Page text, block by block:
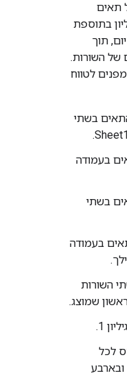
תאים
בתוספת
תוך
של השורות.
לטווח
בשתי
בעמודה
בשתי
בעמודה
השורות
שמוצג.
1.
לכל